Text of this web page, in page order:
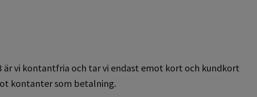
är vi kontantfria och tar vi endast emot kort och kundkort
kontanter som betalning.